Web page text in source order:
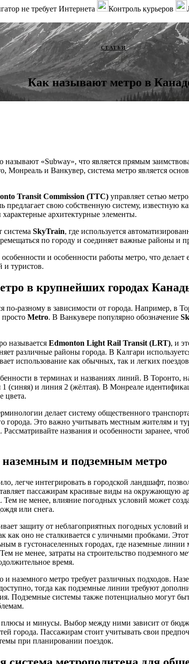
не требует Интернета Контроль курьеров
СТАТЬИ
Как называют метро в
называют «Subway», что является прямым
Монреаль и Ванкувер, система метро является
Transit Commission (TTC) управляет сетью
предлагает свою собственную систему, известную
архитектурные элементы.
система SkyTrain, где используется
по городу и соединяет важные районы и
и особенности работы метро, что делает
и туристов.
в крупнейших городах
по-разному в зависимости от города. Например, в
Metro. В Ванкувере популярно обозначение
называется Edmonton Light Rail Transit (LRT), и
различные районы города. В Калгари
использование как обычных, так и легких
в терминах и названиях линий. В Торонто,
(синяя) и линия 2 (жёлтая). В Монреале
цвета.
делает систему общественного
города. Это важно учитывать местным жителям и
названия и особенности заранее,
и подземным метро
легче интегрировать в городской ландшафт,
пассажирам красивые виды на окружающую
Тем не менее, влияние погодных условий может
или снега.
защиту от неблагоприятных погодных условий
как оно не сталкивается с уличными пробками.
в густонаселенных городах, где наземные линии
не менее, затраты на строительство подземного
время.
наземного метро требует различных подходов.
тогда как подземные линии требуют
Подземные системы также потенциально могут
и минусы. Выбор между ними зависит от
города. Пассажирам стоит учитывать свои
при планировании поездок.